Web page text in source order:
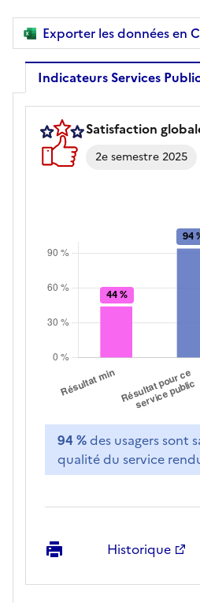
Exporter les données en
Indicateurs Services
Satisfaction
2e semestre 2025
94 %des usagers sont
qualité du service
ImprimerHistorique